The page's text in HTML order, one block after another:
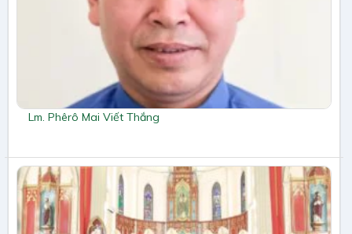
Lm. Phêrô Mai Viết Thắng